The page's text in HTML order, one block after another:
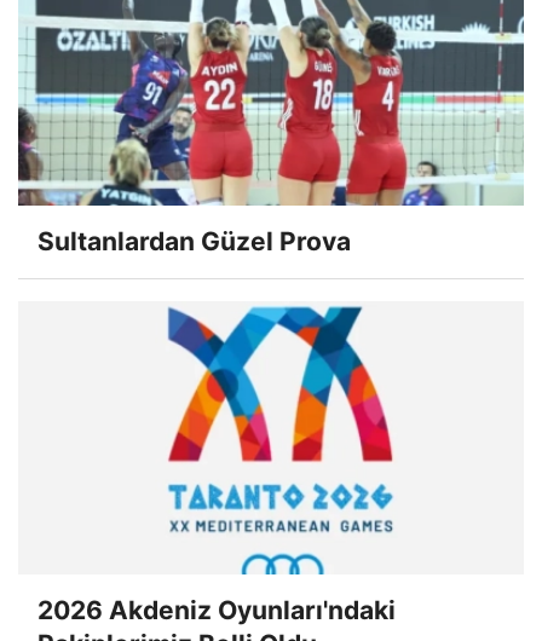
Sultanlardan Güzel Prova
2026 Akdeniz Oyunları'ndaki